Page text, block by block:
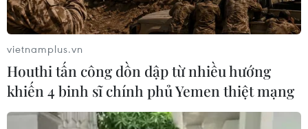
vietnamplus.vn
Houthi tấn công dồn dập từ nhiều hướng
khiến 4 binh sĩ chính phủ Yemen thiệt mạng